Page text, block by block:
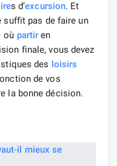
s d’excursion. Et
suffit pas de faire un
où partir en
finale, vous devez
des loisirs
de vos
la bonne décision.